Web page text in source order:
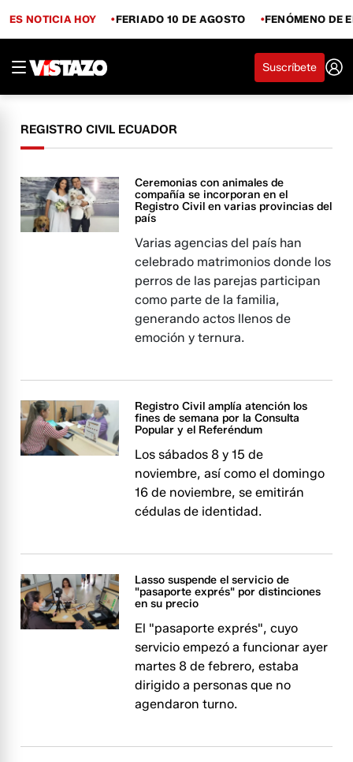
ES NOTICIA HOY FERIADO 10 DE AGOSTO FENÓMENO DE
Suscríbete
REGISTRO CIVIL ECUADOR
Ceremonias con animales de
compañía se incorporan en el
Registro Civil en varias provincias del
país
Varias agencias del país han
celebrado matrimonios donde los
perros de las parejas participan
como parte de la familia,
generando actos llenos de
emoción y ternura.
Registro Civil amplía atención los
fines de semana por la Consulta
Popular y el Referéndum
Los sábados 8 y 15 de
noviembre, así como el domingo
16 de noviembre, se emitirán
cédulas de identidad.
Lasso suspende el servicio de
"pasaporte exprés" por distinciones
en su precio
El "pasaporte exprés", cuyo
servicio empezó a funcionar ayer
martes 8 de febrero, estaba
dirigido a personas que no
agendaron turno.